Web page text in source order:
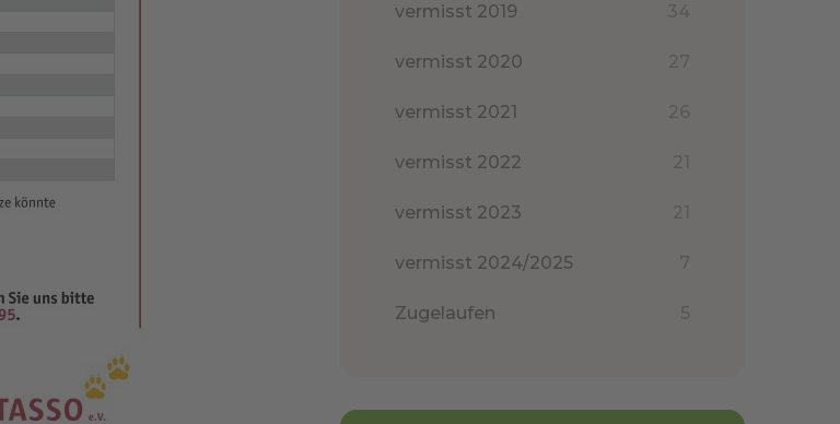
vermisst 2019 34
vermisst 2020 27
vermisst 2021 26
vermisst 2022 21
vermisst 2023 21
vermisst 2024/2025 7
Zugelaufen 5